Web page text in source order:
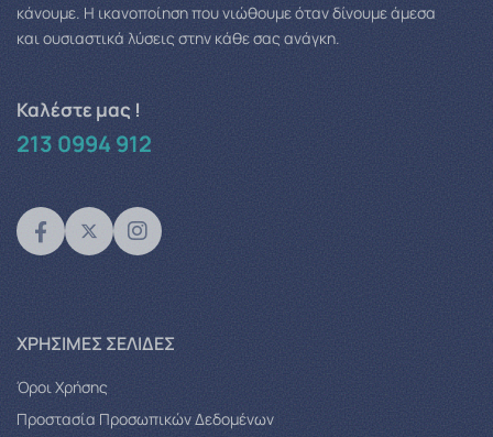
κάνουμε. Η ικανοποίηση που νιώθουμε όταν δίνουμε άμεσα
και ουσιαστικά λύσεις στην κάθε σας ανάγκη.
Καλέστε μας !
213 0994 912
XΡΉΣΙΜΕΣ ΣΕΛΊΔΕΣ
Όροι Χρήσης
Προστασία Προσωπικών Δεδομένων